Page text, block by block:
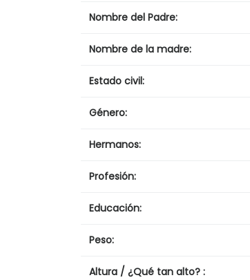
Nombre del Padre:
Nombre de la madre:
Estado civil:
Género:
Hermanos:
Profesión:
Educación:
Peso:
Altura / ¿Qué tan alto? :